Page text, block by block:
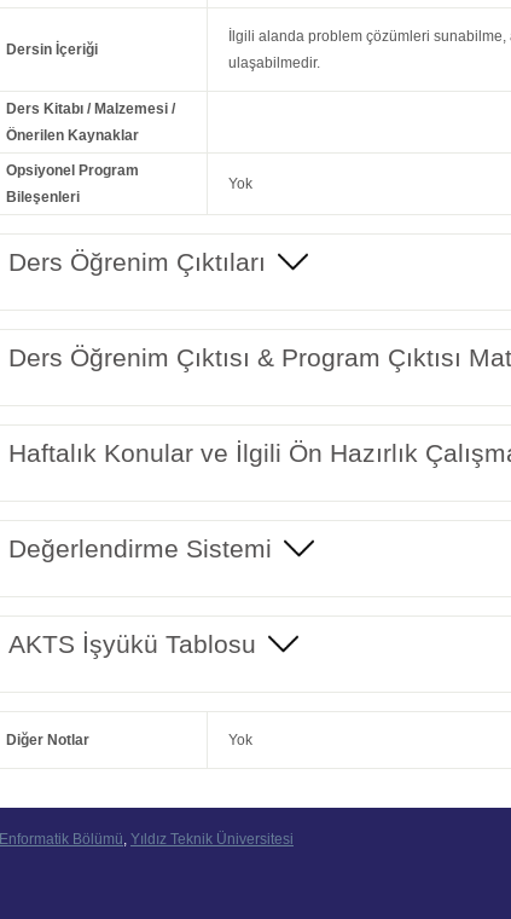
Dersin İçeriği
İlgili alanda problem çözümleri
ulaşabilmedir.
Ders Kitabı / Malzemesi /
Önerilen Kaynaklar
Opsiyonel Program
Bileşenleri
Yok
Ders Öğrenim Çıktıları
Ders Öğrenim Çıktısı & Program Çıktısı
Haftalık Konular ve İlgili Ön Hazırlık
Değerlendirme Sistemi
AKTS İşyükü Tablosu
Diğer Notlar Yok
Enformatik Bölümü, Yıldız Teknik Üniversitesi